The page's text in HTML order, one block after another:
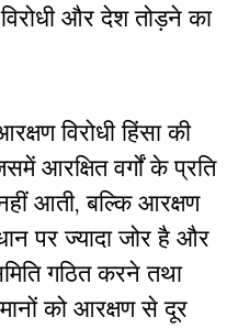
और देश तोड़ने का
विरोधी हिंसा की
आरक्षित वर्गों के प्रति
आती, बल्कि आरक्षण
पर ज्यादा जोर है और
गठित करने तथा
को आरक्षण से दूर